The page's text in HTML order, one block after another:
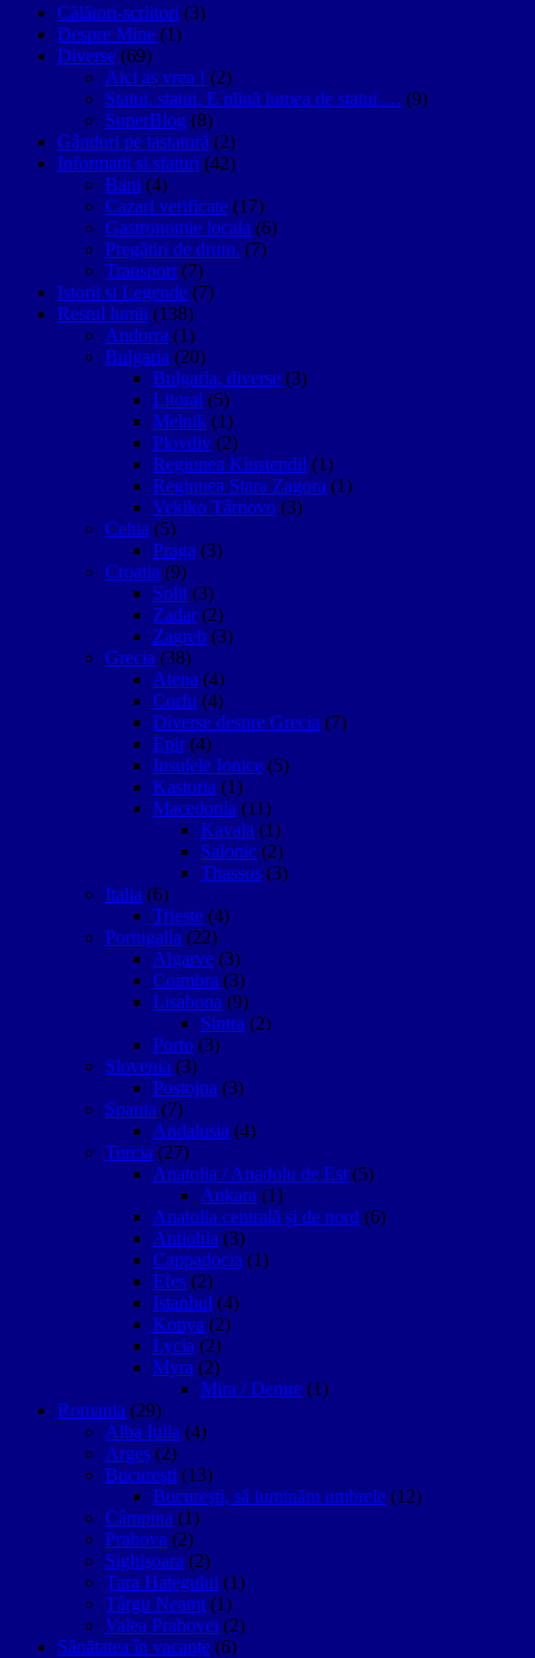
Călători-scriitori (3)
Despre Mine (1)
Diverse (69)
Aici aș vrea ! (2)
Statui, statui, E plină lumea de statui…. (9)
SuperBlog (8)
Gânduri pe tastatură (2)
Informatii si sfaturi (42)
Bani (4)
Cazari verificate (17)
Gastronomie locala (6)
Pregătiri de drum. (7)
Transport (7)
Istorii si Legende (7)
Restul lumii (138)
Andorra (1)
Bulgaria (20)
Bulgaria, diverse (3)
Litoral (5)
Melnik (1)
Plovdiv (2)
Regiunea Kiustendil (1)
Regiunea Stara Zagora (1)
Vekiko Târnovo (3)
Cehia (5)
Praga (3)
Croatia (9)
Split (3)
Zadar (2)
Zagreb (3)
Grecia (38)
Atena (4)
Corfu (4)
Diverse despre Grecia (7)
Epir (4)
Insulele Ionice (5)
Kastoria (1)
Macedonia (11)
Kavala (1)
Salonic (2)
Thassos (3)
Italia (6)
Trieste (4)
Portugalia (22)
Algarve (3)
Coimbra (3)
Lisabona (9)
Sintra (2)
Porto (3)
Slovenia (3)
Postojna (3)
Spania (7)
Andalusia (4)
Turcia (27)
Anatolia / Anadolu de Est (5)
Ankara (1)
Anatolia centrală și de nord (6)
Antiohia (3)
Cappadocia (1)
Efes (2)
Istanbul (4)
Konya (2)
Lycia (2)
Myra (2)
Mira / Demre (1)
Romania (29)
Alba Iulia (4)
Argeș (2)
București (13)
București, să luminăm umbrele (12)
Câmpina (1)
Prahova (2)
Sighişoara (2)
Țara Hațegului (1)
Târgu Neamţ (1)
Valea Prahovei (2)
Sănătatea în vacanțe (6)